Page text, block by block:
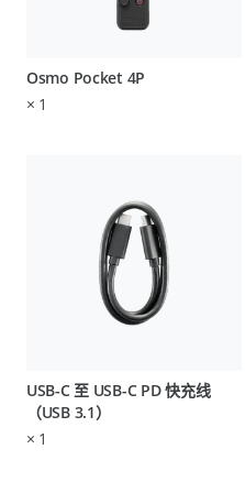
Osmo Pocket 4P
× 1
USB-C 至 USB-C PD 快充线
（USB 3.1）
× 1